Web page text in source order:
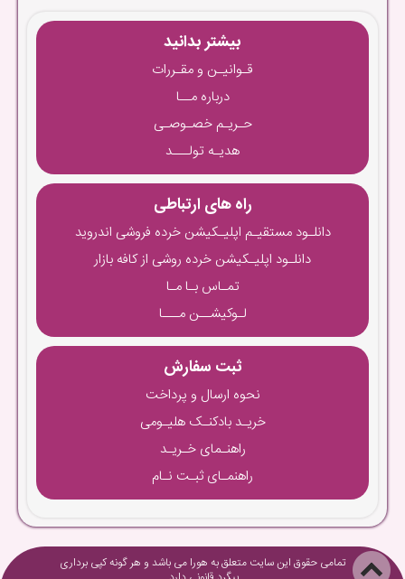
بیشتر بدانید
قـوانیـن و مقـررات
درباره مــا
حـریـم خصـوصـی
هدیـه تولـــد
راه های ارتباطی
دانلـود مستقیـم اپلیـکیشن خرده فروشی اندروید
دانلـود اپلیـکیشن خرده روشی از کافه بازار
تمـاس بـا مـا
لـوکیشــن مـــا
ثبت سفارش
نحوه ارسال و پرداخت
خریـد بادکنـک هلیـومی
راهنـمای خـریـد
راهنمـای ثبـت نـام
تمامی حقوق این سایت متعلق به هورا می باشد و هر گونه کپی برداری